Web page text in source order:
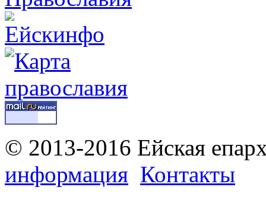
© 2013-2016 Ейская
информация Контакты